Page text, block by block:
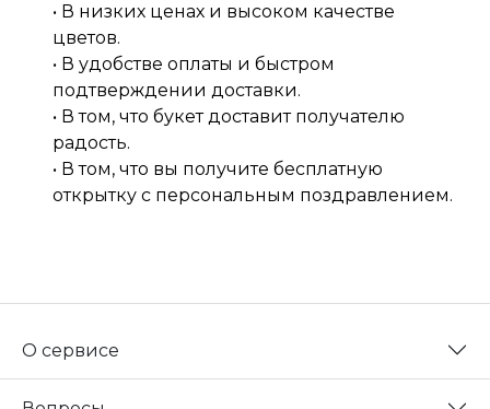
• В низких ценах и высоком качестве
цветов.
• В удобстве оплаты и быстром
подтверждении доставки.
• В том, что букет доставит получателю
радость.
• В том, что вы получите бесплатную
открытку с персональным поздравлением.
О сервисе